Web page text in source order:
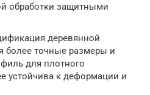
обработки защитными
деревянной
более точные размеры и
для плотного
устойчива к деформации и